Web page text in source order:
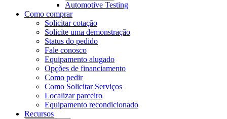
Automotive Testing
Como comprar
Solicitar cotação
Solicite uma demonstração
Status do pedido
Fale conosco
Equipamento alugado
Opções de financiamento
Como pedir
Como Solicitar Serviços
Localizar parceiro
Equipamento recondicionado
Recursos